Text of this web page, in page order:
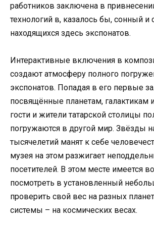
работников заключена в
технологий в, казалось бы, сонный
находящихся здесь экспонатов.
Интерактивные включения в
создают атмосферу полного
экспонатов. Попадая в его первые
посвящённые планетам, галактикам
гости и жители татарской столицы
погружаются в другой мир. Звёзды
тысячелетий манят к себе
музея на этом разжигает
посетителей. В этом месте имеется
посмотреть в установленный
проверить свой вес на разных
системы – на космических весах.